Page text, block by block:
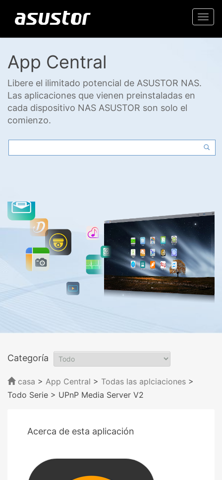
App Central
Libere el ilimitado potencial de ASUSTOR NAS.
Las aplicaciones que vienen preinstaladas en
cada dispositivo NAS ASUSTOR son solo el
comienzo.
Categoría
casa > App Central > Todas las aplciaciones >
Todo Serie > UPnP Media Server V2
Acerca de esta aplicación